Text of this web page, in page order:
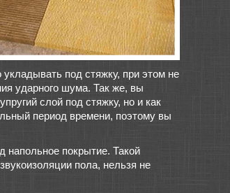
под стяжку, при этом не
ударного шума. Так же, вы
слой под стяжку, но и как
период времени, поэтому вы
напольное покрытие. Такой
пола, нельзя не